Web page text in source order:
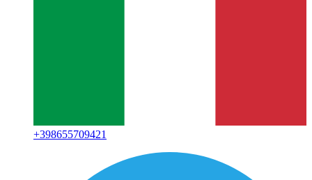
+398655709421